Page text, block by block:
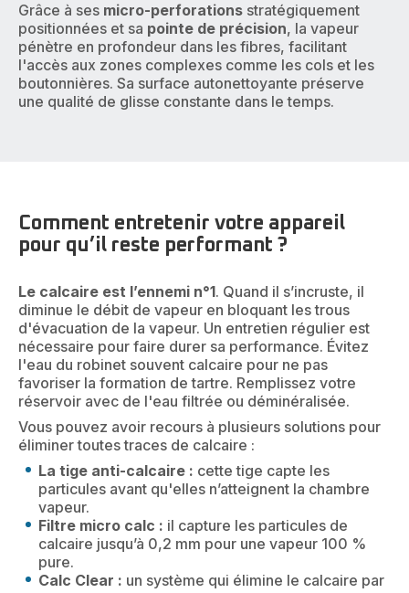
Grâce à ses micro-perforations stratégiquement
positionnées et sa pointe de précision, la vapeur
pénètre en profondeur dans les fibres, facilitant
l'accès aux zones complexes comme les cols et les
boutonnières. Sa surface autonettoyante préserve
une qualité de glisse constante dans le temps.
Comment entretenir votre appareil
pour qu’il reste performant ?
Le calcaire est l’ennemi n°1. Quand il s’incruste, il
diminue le débit de vapeur en bloquant les trous
d'évacuation de la vapeur. Un entretien régulier est
nécessaire pour faire durer sa performance. Évitez
l'eau du robinet souvent calcaire pour ne pas
favoriser la formation de tartre. Remplissez votre
réservoir avec de l'eau filtrée ou déminéralisée.
Vous pouvez avoir recours à plusieurs solutions pour
éliminer toutes traces de calcaire :
La tige anti-calcaire : cette tige capte les
particules avant qu'elles n’atteignent la chambre
vapeur.
Filtre micro calc : il capture les particules de
calcaire jusqu’à 0,2 mm pour une vapeur 100 %
pure.
Calc Clear : un système qui élimine le calcaire par